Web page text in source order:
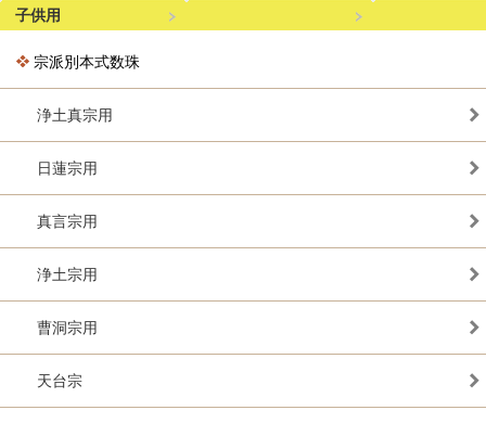
子供用
宗派別本式数珠
浄土真宗用
日蓮宗用
真言宗用
浄土宗用
曹洞宗用
天台宗